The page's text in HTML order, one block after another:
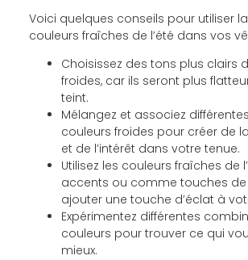
Voici quelques conseils pour utiliser
couleurs fraîches de l’été dans vos
Choisissez des tons plus clairs
froides, car ils seront plus
teint.
Mélangez et associez
couleurs froides pour créer de
et de l’intérêt dans votre tenue.
Utilisez les couleurs fraîches de
accents ou comme touches
ajouter une touche d’éclat à
Expérimentez différentes
couleurs pour trouver ce qui
mieux.